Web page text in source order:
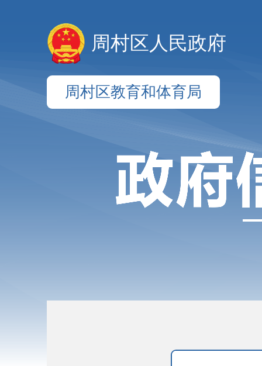
周村区人民政府
周村区教育和体育局